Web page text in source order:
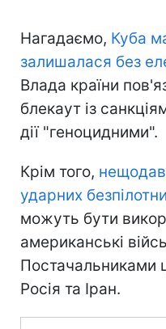
Нагадаємо, Куба
залишалася без
Влада країни
блекаут із
дії "геноцидними".
Крім того,
ударних
можуть бути
американські
Постачальниками
Росія та Іран.